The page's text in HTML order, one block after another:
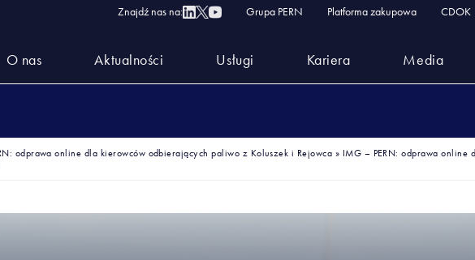
Znajdź nas na: Grupa PERN Platforma zakupowa CDOK
O nas Aktualności Usługi Kariera Media
odprawa online dla kierowców odbierających paliwo z Koluszek i Rejowca » IMG – PERN: odprawa